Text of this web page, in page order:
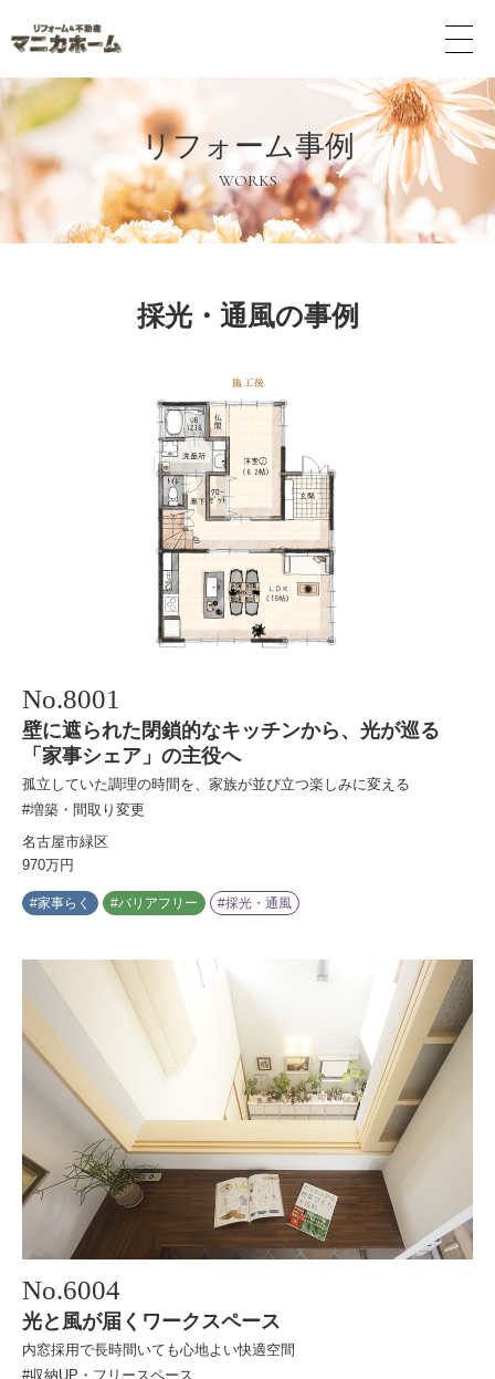
メ
ュ
ー
ボ
タ
ン
リフォーム事例
WORKS
採光・通風の事例
No.8001
壁に遮られた閉鎖的なキッチンから、光が巡る
「家事シェア」の主役へ
孤立していた調理の時間を、家族が並び立つ楽しみに変える
#増築・間取り変更
名古屋市緑区
970万円
#家事らく #バリアフリー #採光・通風
No.6004
光と風が届くワークスペース
内窓採用で長時間いても心地よい快適空間
#収納UP・フリースペース